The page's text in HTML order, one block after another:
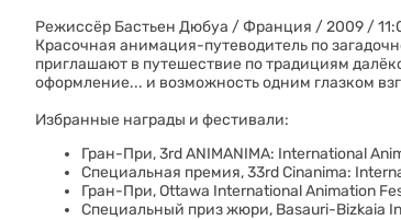
Режиссёр Бастьен Дюбуа / Франция / 2009 /
Красочная анимация-путеводитель по
приглашают в путешествие по традициям
оформление... и возможность одним глазком
Избранные награды и фестивали:
Гран-При, 3rd ANIMANIMA: International
Специальная премия, 33rd Cinanima:
Гран-При, Ottawa International Animation
Специальный приз жюри, Basauri-Bizkaia